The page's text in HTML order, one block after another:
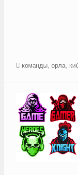
команды, орла,